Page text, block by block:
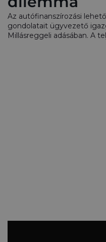
Az autófinanszírozási
gondolatait ügyvezető
Millásreggeli adásában. A